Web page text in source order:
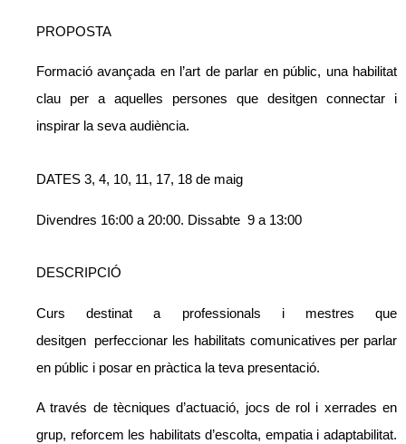
PROPOSTA
Formació avançada en l’art de parlar en públic, una habilitat
clau per a aquelles persones que desitgen connectar i
inspirar la seva audiència.
DATES 3, 4, 10, 11, 17, 18 de maig
Divendres 16:00 a 20:00. Dissabte 9 a 13:00
DESCRIPCIÓ
Curs destinat a professionals i mestres que
desitgen perfeccionar les habilitats comunicatives per parlar
en públic i posar en pràctica la teva presentació.
A través de tècniques d’actuació, jocs de rol i xerrades en
grup, reforcem les habilitats d’escolta, empatia i adaptabilitat.